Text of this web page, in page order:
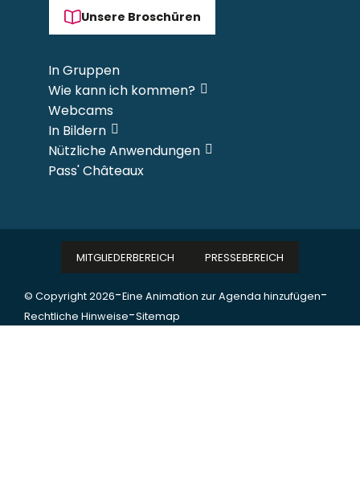
Unsere Broschüren
In Gruppen
Wie kann ich kommen?
Webcams
In Bildern
Nützliche Anwendungen
Pass' Châteaux
© Copyright 2026-Eine Animation zur Agenda hinzufügen-
Rechtliche Hinweise-Sitemap
MITGLIEDERBEREICH PRESSEBEREICH